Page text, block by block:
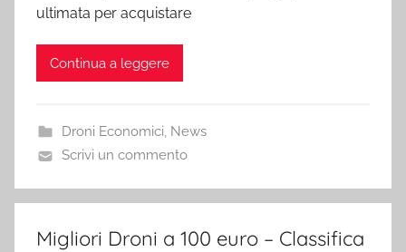
ultimata per acquistare
Continua a leggere
Droni Economici, News
Scrivi un commento
Migliori Droni a 100 euro – Classifica